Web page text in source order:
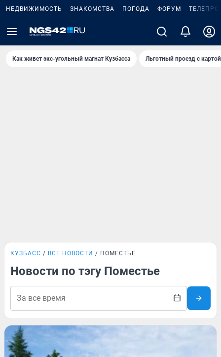
НЕДВИЖИМОСТЬ ЗНАКОМСТВА ПОГОДА ФОРУМ
Как живет экс-угольный магнат Кузбасса Льготный проезд с
КУЗБАСС ВСЕ НОВОСТИ ПОМЕСТЬЕ
Новости по тэгу Поместье